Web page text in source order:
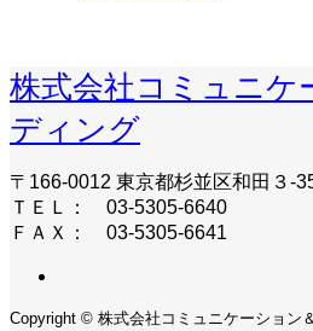
株式会社コミュニケ
ディング
〒166-0012 東京都杉並区和田３-
ＴＥＬ： 03-5305-6640
ＦＡＸ： 03-5305-6641
Copyright © 株式会社コミュニケーション